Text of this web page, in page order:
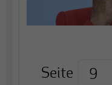
Seite